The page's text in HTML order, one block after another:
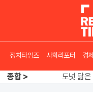
정치타임즈 사회리포터 경
종합 >
송영길
도넛 닮